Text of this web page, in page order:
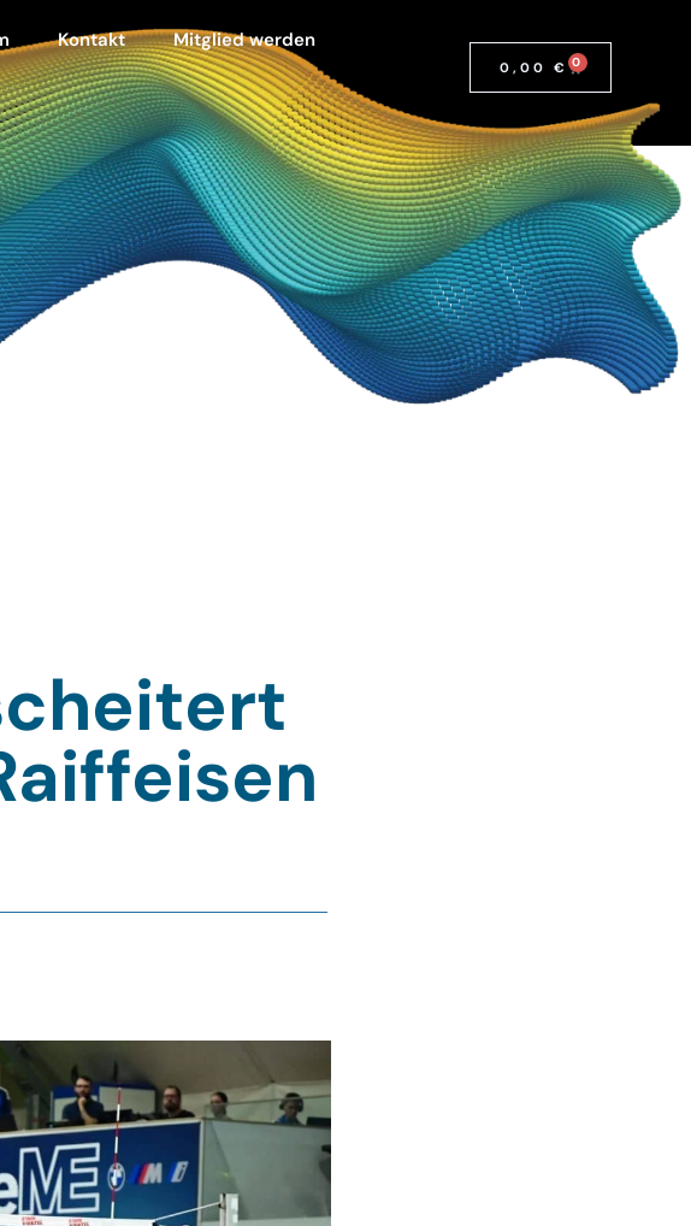
Kontakt Mitglied werden
0,00 € 0